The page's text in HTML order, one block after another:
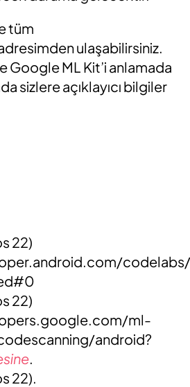
tüm
ulaşabilirsiniz.
Google ML Kit’i anlamada
sizlere açıklayıcı bilgiler
22)
22)
ml-
android?
.
22).